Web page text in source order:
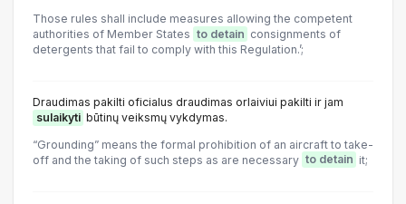
Those rules shall include measures allowing the competent
authorities of Member States to detain consignments of
detergents that fail to comply with this Regulation.’;
Draudimas pakilti oficialus draudimas orlaiviui pakilti ir jam
sulaikyti būtinų veiksmų vykdymas.
“Grounding” means the formal prohibition of an aircraft to take-
off and the taking of such steps as are necessary to detain it;